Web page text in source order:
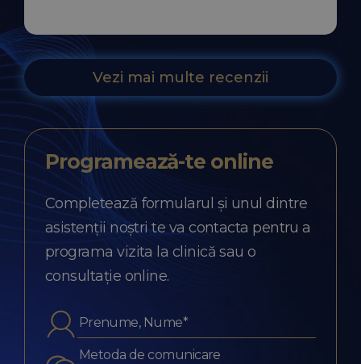
Vezi mai multe recenzii
Programează-te online
Completează formularul și unul dintre
asistenții noștri te va contacta pentru a
programa vizita la clinică sau o
consultație online.
Metoda de comunicare